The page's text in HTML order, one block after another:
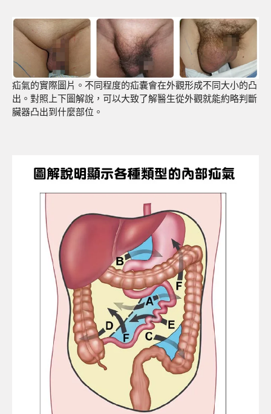
疝氣的實際圖片。不同程度的疝囊會在外觀形成不同大小的凸
出。對照上下圖解說，可以大致了解醫生從外觀就能約略判斷
臟器凸出到什麼部位。